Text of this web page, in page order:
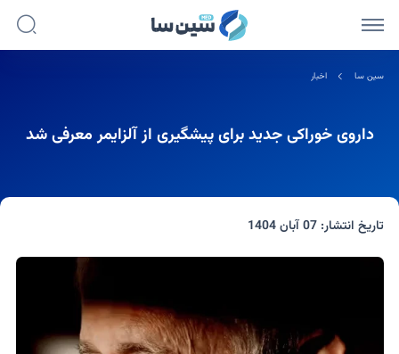
سین سا اخبار
داروی خوراکی جدید برای پیشگیری از آلزایمر معرفی شد
تاریخ انتشار:07 آبان 1404